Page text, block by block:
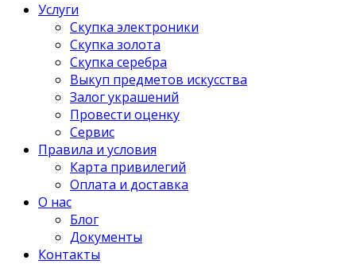
Услуги
Скупка электроники
Скупка золота
Скупка серебра
Выкуп предметов искусства
Залог украшений
Провести оценку
Сервис
Правила и условия
Карта привилегий
Оплата и доставка
О нас
Блог
Документы
Контакты